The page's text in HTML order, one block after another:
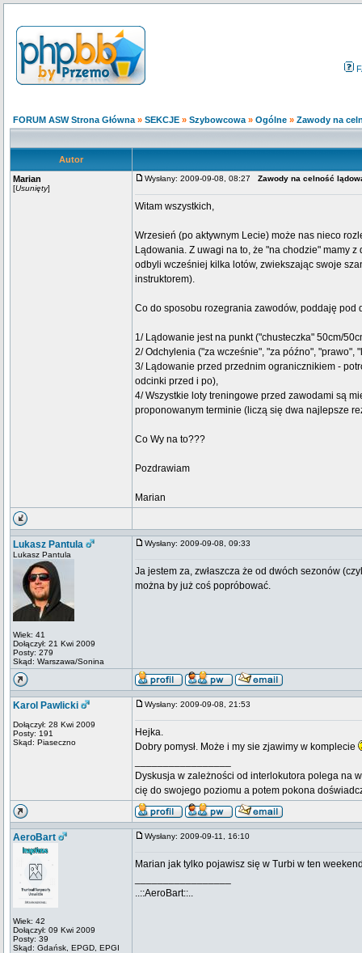
FORUM ASW Strona Główna » SEKCJE » Szybowcowa » Ogólne » Zawody na
Autor
Marian
[Usunięty]
Wysłany: 2009-09-08, 08:27 Zawody na celność
Witam wszystkich,
Wrzesień (po aktywnym Lecie) może nas nieco
Lądowania. Z uwagi na to, że "na chodzie" mamy
odbyli wcześniej kilka lotów, zwiekszając swoje
instruktorem).
Co do sposobu rozegrania zawodów, poddaję pod
1/ Lądowanie jest na punkt ("chusteczka" 50cm/
2/ Odchylenia ("za wcześnie", "za późno", "prawo",
3/ Lądowanie przed przednim ogranicznikiem -
odcinki przed i po),
4/ Wszystkie loty treningowe przed zawodami są
proponowanym terminie (liczą się dwa najlepsze
Co Wy na to???
Pozdrawiam
Marian
Lukasz Pantula
Lukasz Pantula
Wiek: 41
Dołączył: 21 Kwi 2009
Posty: 279
Skąd: Warszawa/Sonina
Wysłany: 2009-09-08, 09:33
Ja jestem za, zwłaszcza że od dwóch sezonów
można by już coś popróbować.
Karol Pawlicki
Dołączył: 28 Kwi 2009
Posty: 191
Skąd: Piaseczno
Wysłany: 2009-09-08, 21:53
Hejka.
Dobry pomysł. Może i my sie zjawimy w komplecie
Dyskusja w zależności od interlokutora polega na
cię do swojego poziomu a potem pokona
AeroBart
Wiek: 42
Dołączył: 09 Kwi 2009
Posty: 39
Skąd: Gdańsk, EPGD, EPGI
Wysłany: 2009-09-11, 16:10
Marian jak tylko pojawisz się w Turbi w ten
..::AeroBart::..